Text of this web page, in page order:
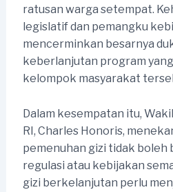
ratusan warga setempat.
legislatif dan pemangku
mencerminkan besarnya
keberlanjutan program
kelompok masyarakat
Dalam kesempatan itu,
RI, Charles Honoris,
pemenuhan gizi tidak boleh
regulasi atau kebijakan
gizi berkelanjutan perlu